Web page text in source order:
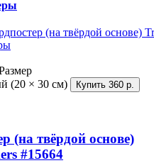
(20 × 30 см)
Купить 360 р.
(на твёрдой основе)
#15664